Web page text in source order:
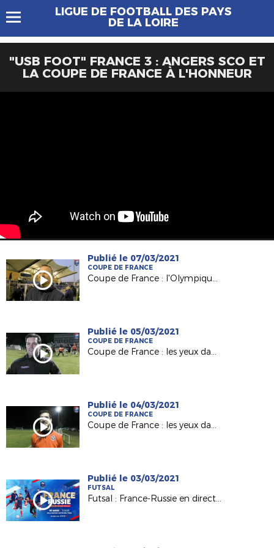
LIGUE DE FOOTBALL DES PAYS
DE LA LOIRE
"USB FOOT" FRANCE 3 : ANGERS SCO ET
LA COUPE DE FRANCE À L'HONNEUR
Publié le 07/03/2021
COUPE DE FRANCE
Coupe de France : l'Olympique Saumur (N3) du coach Julien Sourice en 8es !
Publié le 05/03/2021
COUPE DE FRANCE
Coupe de France : les yeux dans les Voltigeurs de Châteaubriant (Episode 2 )
Publié le 04/03/2021
COUPE DE FRANCE
Coupe de France : les yeux dans les Voltigeurs de Châteaubriant (Episode 1)
Publié le 03/03/2021
FUTSAL
Futsal : France-Russie en direct sur FFF TV ce vendredi !